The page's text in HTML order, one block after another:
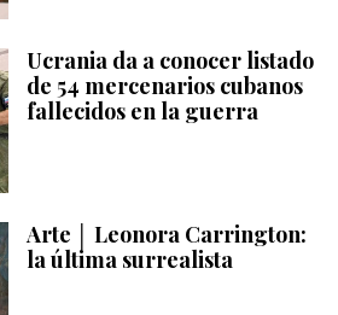
Ucrania da a conocer listado
de 54 mercenarios cubanos
fallecidos en la guerra
Arte │ Leonora Carrington:
la última surrealista